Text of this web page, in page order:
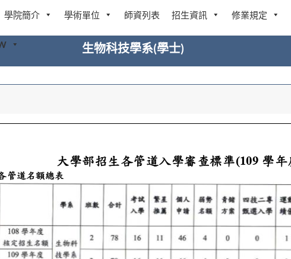
學院簡介 學術單位 師資列表 招生資訊 修業規定
生物科技學系(學士)